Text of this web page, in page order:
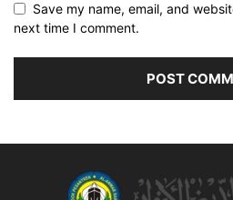
Save my name, email, and
next time I comment.